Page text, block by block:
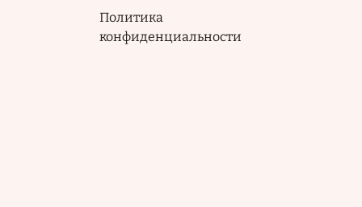
Политика
конфиденциальности